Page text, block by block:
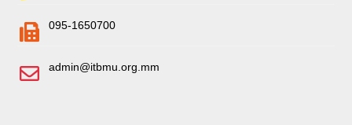
095-1650700
admin@itbmu.org.mm